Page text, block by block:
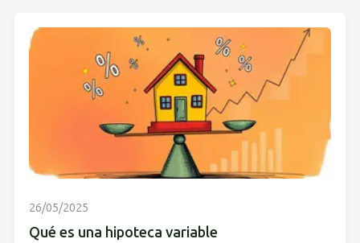
26/05/2025
Qué es una hipoteca variable